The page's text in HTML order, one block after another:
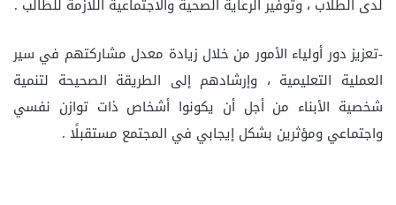
لدى الطلاب ، وتوفير الرعاية الصحية والاجتماعية اللازمة للطالب .
-تعزيز دور أولياء الأمور من خلال زيادة معدل مشاركتهم في سير
العملية التعليمية ، وإرشادهم إلى الطريقة الصحيحة لتنمية
شخصية الأبناء من أجل أن يكونوا أشخاص ذات توازن نفسي
واجتماعي ومؤثرين بشكل إيجابي في المجتمع مستقبلًا .